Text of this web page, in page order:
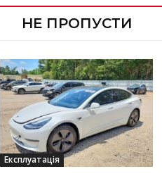
НЕ ПРОПУСТИ
Експлуатація